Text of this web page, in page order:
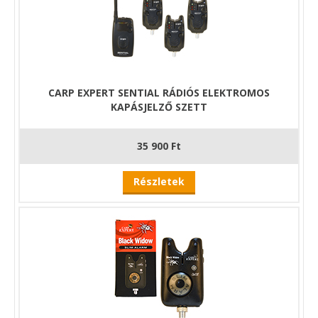
CARP EXPERT SENTIAL RÁDIÓS ELEKTROMOS
KAPÁSJELZŐ SZETT
35 900 Ft
Részletek